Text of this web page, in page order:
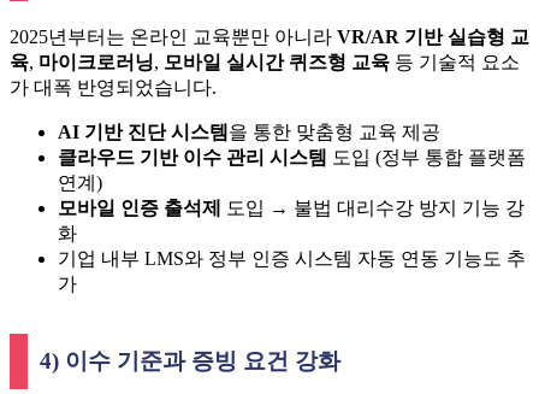
2025년부터는 온라인 교육뿐만 아니라 VR/AR 기반 실습형 교
육, 마이크로러닝, 모바일 실시간 퀴즈형 교육 등 기술적 요소
가 대폭 반영되었습니다.
AI 기반 진단 시스템 을 통한 맞춤형 교육 제공
클라우드 기반 이수 관리 시스템 도입 (정부 통합 플랫폼
연계)
모바일 인증 출석제
도입 → 불법 대리수강 방지 기능 강
화
기업 내부 LMS와 정부 인증 시스템 자동 연동 기능도 추
가
4) 이수 기준과 증빙 요건 강화